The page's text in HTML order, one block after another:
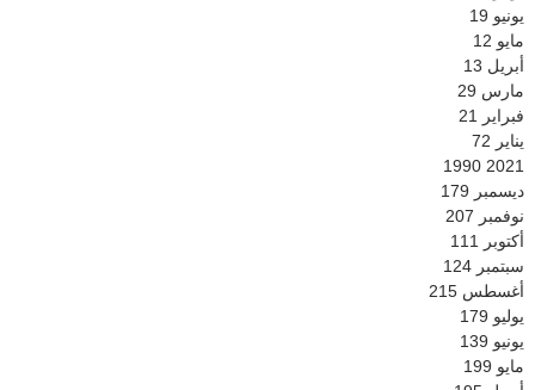
يونيو 19
مايو 12
أبريل 13
مارس 29
فبراير
21
يناير 72
2021
1990
ديسمبر 179
نوفمبر 207
أكتوبر
111
سبتمبر 124
أغسطس 215
يوليو 179
يونيو 139
مايو 199